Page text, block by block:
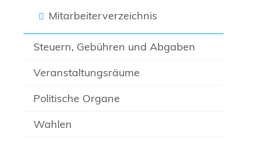
Mitarbeiterverzeichnis
Steuern, Gebühren und Abgaben
Veranstaltungsräume
Politische Organe
Wahlen